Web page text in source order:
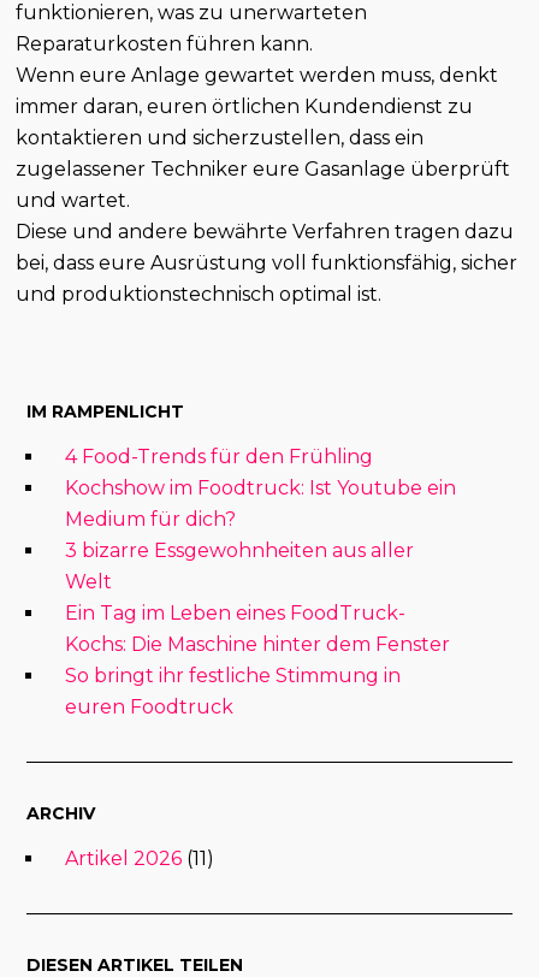
funktionieren, was zu unerwarteten
Reparaturkosten führen kann.
Wenn eure Anlage gewartet werden muss, denkt
immer daran, euren örtlichen Kundendienst zu
kontaktieren und sicherzustellen, dass ein
zugelassener Techniker eure Gasanlage überprüft
und wartet.
Diese und andere bewährte Verfahren tragen dazu
bei, dass eure Ausrüstung voll funktionsfähig, sicher
und produktionstechnisch optimal ist.
IM RAMPENLICHT
4 Food-Trends für den Frühling
Kochshow im Foodtruck: Ist Youtube ein
Medium für dich?
3 bizarre Essgewohnheiten aus aller
Welt
Ein Tag im Leben eines FoodTruck-
Kochs: Die Maschine hinter dem Fenster
So bringt ihr festliche Stimmung in
euren Foodtruck
ARCHIV
Artikel 2026 (11)
DIESEN ARTIKEL TEILEN